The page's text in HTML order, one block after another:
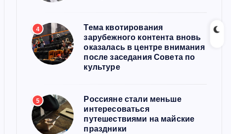
4
Тема квотирования
зарубежного контента вновь
оказалась в центре внимания
после заседания Совета по
культуре
5
Россияне стали меньше
интересоваться
путешествиями на майские
праздники